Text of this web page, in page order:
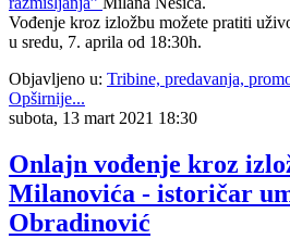
Vođenje kroz izložbu možete pratiti
u sredu, 7. aprila od 18:30h.
Objavljeno u: Tribine, predavanja,
Opširnije...
subota, 13 mart 2021 18:30
Onlajn vođenje kroz
Milanovića - istoričar
Obradinović